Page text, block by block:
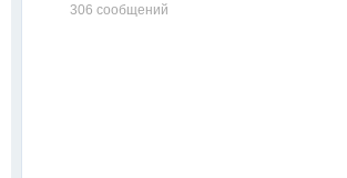
306 сообщений